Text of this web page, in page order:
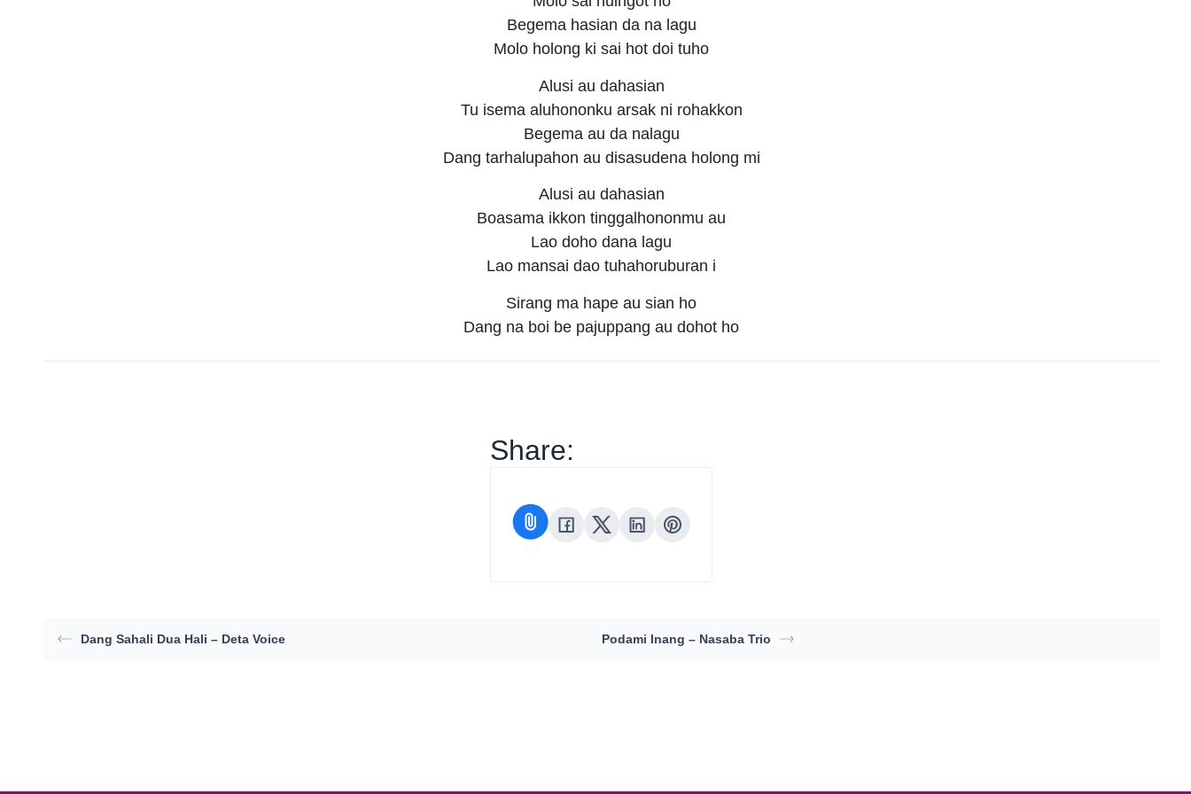
Begema hasian da na lagu
Molo holong ki sai hot doi tuho
Alusi au dahasian
Tu isema aluhononku arsak ni rohakkon
Begema au da nalagu
Dang tarhalupahon au disasudena holong mi
Alusi au dahasian
Boasama ikkon tinggalhononmu au
Lao doho dana lagu
Lao mansai dao tuhahoruburan i
Sirang ma hape au sian ho
Dang na boi be pajuppang au dohot ho
Share:
Dang Sahali Dua Hali – Deta Voice Podami Inang – Nasaba Trio